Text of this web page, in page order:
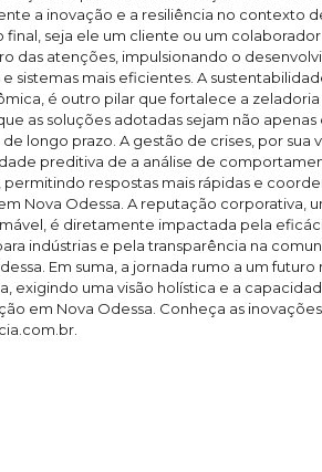
a inovação e a resiliência no contexto
final, seja ele um cliente ou um
das atenções, impulsionando o
sistemas mais eficientes. A
é outro pilar que fortalece a
as soluções adotadas sejam não apenas
longo prazo. A gestão de crises, por sua
preditiva de a análise de
respostas mais rápidas e
Nova Odessa. A reputação corporativa,
é diretamente impactada pela
indústrias e pela transparência na
Em suma, a jornada rumo a um futuro
exigindo uma visão holística e a
em Nova Odessa. Conheça as